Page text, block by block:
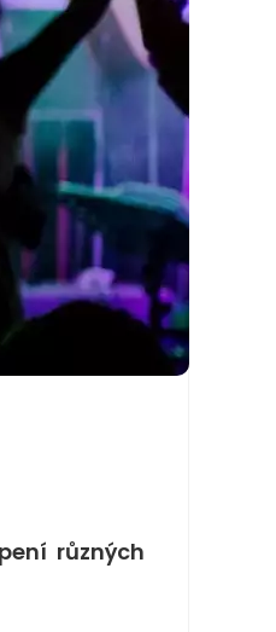
různých